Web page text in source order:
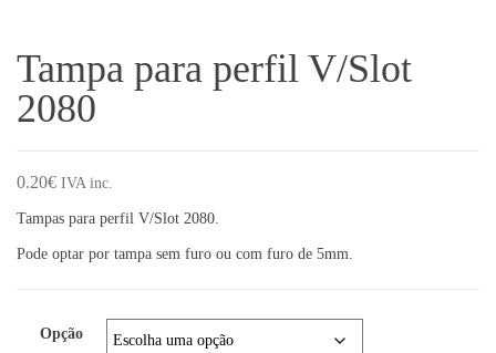
Tampa para perfil V/Slot
2080
0.20€ IVA inc.
Tampas para perfil V/Slot 2080.
Pode optar por tampa sem furo ou com furo de 5mm.
Opção